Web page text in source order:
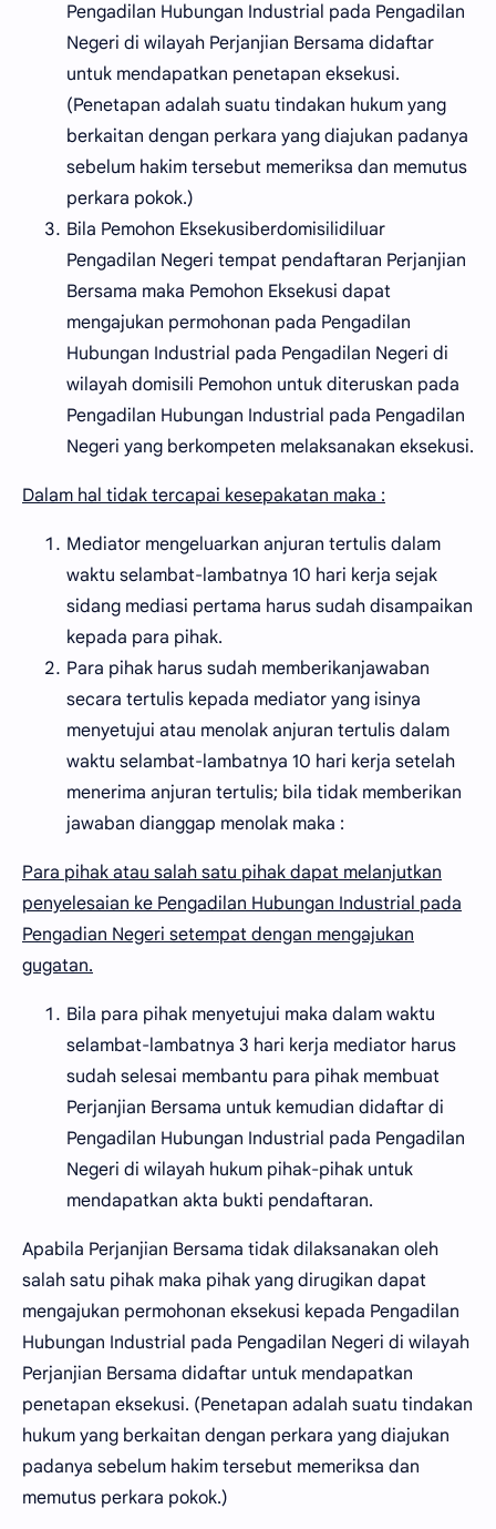
Pengadilan Hubungan Industrial pada Pengadilan
Negeri di wilayah Perjanjian Bersama didaftar
untuk mendapatkan penetapan eksekusi.
(Penetapan adalah suatu tindakan hukum yang
berkaitan dengan perkara yang diajukan padanya
sebelum hakim tersebut memeriksa dan memutus
perkara pokok.)
Bila Pemohon Eksekusiberdomisilidiluar
Pengadilan Negeri tempat pendaftaran Perjanjian
Bersama maka Pemohon Eksekusi dapat
mengajukan permohonan pada Pengadilan
Hubungan Industrial pada Pengadilan Negeri di
wilayah domisili Pemohon untuk diteruskan pada
Pengadilan Hubungan Industrial pada Pengadilan
Negeri yang berkompeten melaksanakan eksekusi.
Dalam hal tidak tercapai kesepakatan maka :
Mediator mengeluarkan anjuran tertulis dalam
waktu selambat-lambatnya 10 hari kerja sejak
sidang mediasi pertama harus sudah disampaikan
kepada para pihak.
Para pihak harus sudah memberikanjawaban
secara tertulis kepada mediator yang isinya
menyetujui atau menolak anjuran tertulis dalam
waktu selambat-lambatnya 10 hari kerja setelah
menerima anjuran tertulis; bila tidak memberikan
jawaban dianggap menolak maka :
Para pihak atau salah satu pihak dapat melanjutkan
penyelesaian ke Pengadilan Hubungan Industrial pada
Pengadian Negeri setempat dengan mengajukan
gugatan.
Bila para pihak menyetujui maka dalam waktu
selambat-lambatnya 3 hari kerja mediator harus
sudah selesai membantu para pihak membuat
Perjanjian Bersama untuk kemudian didaftar di
Pengadilan Hubungan Industrial pada Pengadilan
Negeri di wilayah hukum pihak-pihak untuk
mendapatkan akta bukti pendaftaran.
Apabila Perjanjian Bersama tidak dilaksanakan oleh
salah satu pihak maka pihak yang dirugikan dapat
mengajukan permohonan eksekusi kepada Pengadilan
Hubungan Industrial pada Pengadilan Negeri di wilayah
Perjanjian Bersama didaftar untuk mendapatkan
penetapan eksekusi. (Penetapan adalah suatu tindakan
hukum yang berkaitan dengan perkara yang diajukan
padanya sebelum hakim tersebut memeriksa dan
memutus perkara pokok.)